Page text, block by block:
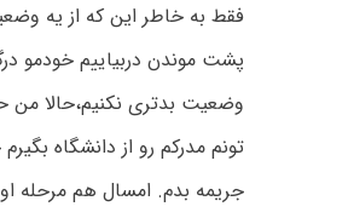
فقط به خاطر این که از یه
پشت موندن دربیاییم خودمو
وضعیت بدتری نکنیم،حالا من
تونم مدرکم رو از دانشگاه
جریمه بدم. امسال هم مرحله